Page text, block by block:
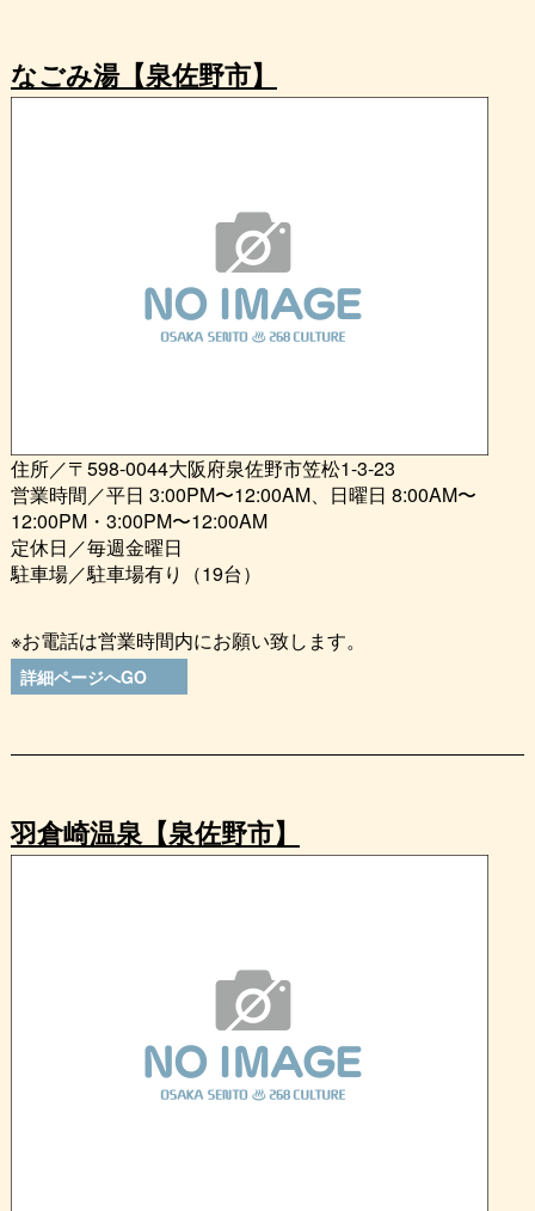
なごみ湯【泉佐野市】
住所／〒598-0044大阪府泉佐野市笠松1-3-23
営業時間／平日 3:00PM〜12:00AM、日曜日 8:00AM〜
12:00PM・3:00PM〜12:00AM
定休日／毎週金曜日
駐車場／駐車場有り（19台）
※お電話は営業時間内にお願い致します。
詳細ページへGO
羽倉崎温泉【泉佐野市】